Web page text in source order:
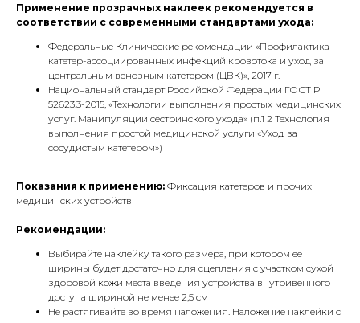
Применение прозрачных наклеек рекомендуется в
соответствии с современными стандартами ухода:
Федеральные Клинические рекомендации «Профилактика
катетер-ассоциированных инфекций кровотока и уход за
центральным венозным катетером (ЦВК)», 2017 г.
Национальный стандарт Российской Федерации ГОСТ Р
52623.3-2015, «Технологии выполнения простых медицинских
услуг. Манипуляции сестринского ухода» (п.1 2 Технология
выполнения простой медицинской услуги «Уход за
сосудистым катетером»)
Показания к применению: Фиксация катетеров и прочих
медицинских устройств
Рекомендации:
Выбирайте наклейку такого размера, при котором её
ширины будет достаточно для сцепления с участком сухой
здоровой кожи места введения устройства внутривенного
доступа шириной не менее 2,5 см
Не растягивайте во время наложения. Наложение наклейки с